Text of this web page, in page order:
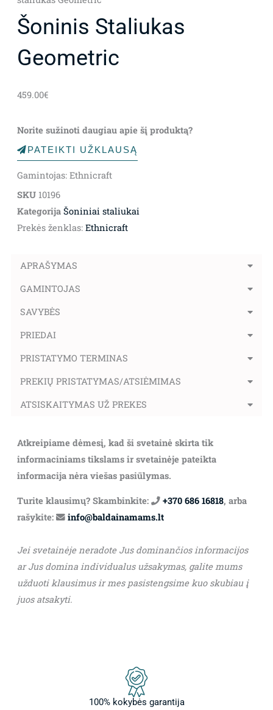
Šoninis Staliukas
Geometric
459.00€
Norite sužinoti daugiau apie šį produktą?
PATEIKTI UŽKLAUSĄ
Gamintojas: Ethnicraft
SKU 10196
Kategorija Šoniniai staliukai
Prekės ženklas: Ethnicraft
APRAŠYMAS
GAMINTOJAS
SAVYBĖS
PRIEDAI
PRISTATYMO TERMINAS
PREKIŲ PRISTATYMAS/ATSIĖMIMAS
ATSISKAITYMAS UŽ PREKES
Atkreipiame dėmesį, kad ši svetainė skirta tik
informaciniams tikslams ir svetainėje pateikta
informacija nėra viešas pasiūlymas.
Turite klausimų? Skambinkite: +370 686 16818, arba
rašykite:
info@baldainamams.lt
Jei svetainėje neradote Jus dominančios informacijos
ar Jus domina individualus užsakymas, galite mums
užduoti klausimus ir mes pasistengsime kuo skubiau į
juos atsakyti.
100% kokybės garantija